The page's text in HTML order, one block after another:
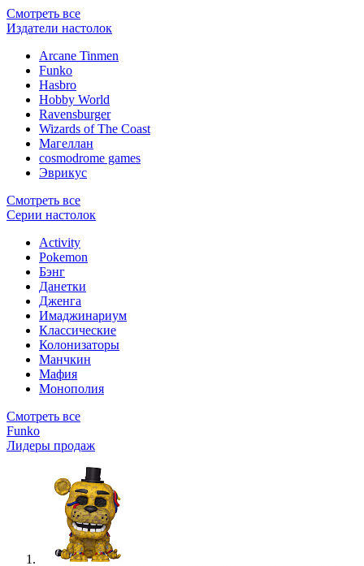
Смотреть все
Издатели настолок
Arcane Tinmen
Funko
Hasbro
Hobby World
Ravensburger
Wizards of The Coast
Магеллан
сosmodrome games
Эврикус
Смотреть все
Серии настолок
Activity
Pokemon
Бэнг
Данетки
Дженга
Имаджинариум
Классические
Колонизаторы
Манчкин
Мафия
Монополия
Смотреть все
Funko
Лидеры продаж